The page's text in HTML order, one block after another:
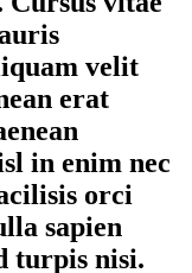
velit
erat
in enim nec
orci
sapien
turpis nisi.